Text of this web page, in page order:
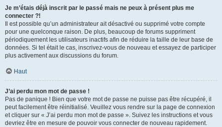
Je m’étais déjà inscrit par le passé mais ne peux à présent plus me
connecter ?!
Il est possible qu’un administrateur ait désactivé ou supprimé votre compte
pour une quelconque raison. De plus, beaucoup de forums suppriment
périodiquement les utilisateurs inactifs afin de réduire la taille de leur base de
données. Si tel était le cas, inscrivez-vous de nouveau et essayez de participer
plus activement aux discussions du forum.
Haut
J’ai perdu mon mot de passe !
Pas de panique ! Bien que votre mot de passe ne puisse pas être récupéré, il
peut facilement être réinitialisé. Veuillez vous rendre sur la page de connexion
et cliquer sur « J’ai perdu mon mot de passe ». Suivez les instructions et vous
devriez être en mesure de pouvoir vous connecter de nouveau rapidement.